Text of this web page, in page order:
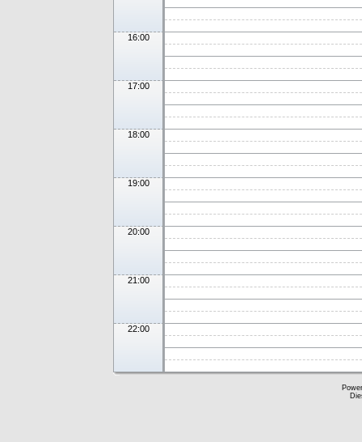
16:00
17:00
18:00
19:00
20:00
21:00
22:00